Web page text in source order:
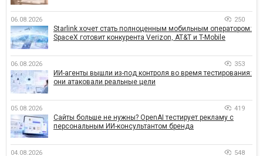
06.08.2026 250
Starlink хочет стать полноценным мобильным оператором:
SpaceX готовит конкурента Verizon, AT&T и T-Mobile
06.08.2026 353
ИИ-агенты вышли из-под контроля во время тестирования:
они атаковали реальные цели
05.08.2026 419
Сайты больше не нужны? OpenAI тестирует рекламу с
персональным ИИ-консультантом бренда
04.08.2026 548